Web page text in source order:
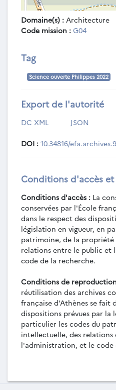
Domaine(s) : Architecture
Code mission : G04
Tag
Science ouverte Philippes 2022
Export de l'autorité
DC XML JSON
DOI : 10.34816/
Conditions d'accès
Conditions d'accès : La
conservées par l'École
dans le respect des
législation en vigueur, en
patrimoine, de la
relations entre le public et
code de la recherche.
Conditions de
réutilisation des archives
française d'Athènes se fait
dispositions prévues par la
particulier les codes du
intellectuelle, des
l'administration, et le code